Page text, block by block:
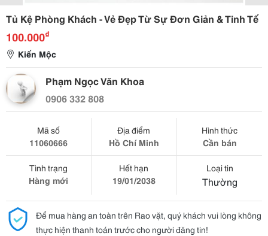
Tủ Kệ Phòng Khách - Vẻ Đẹp Từ Sự Đơn Giản & Tinh Tế
100.000₫
Kiến Mộc
Phạm Ngọc Văn Khoa
0906 332 808
Mã số
11060666
Địa điểm
Hồ Chí Minh
Hình thức
Cần bán
Tình trạng
Hàng mới
Hết hạn
19/01/2038
Loại tin
Thường
Để mua hàng an toàn trên Rao vặt, quý khách vui lòng không
thực hiện thanh toán trước cho người đăng tin!